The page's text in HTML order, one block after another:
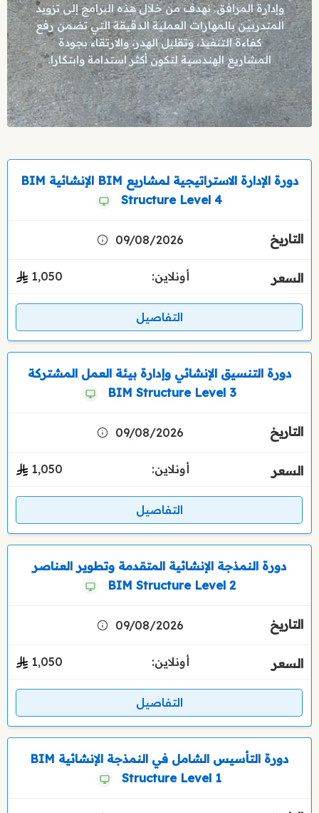
وإدارة المرافق. نهدف من خلال هذه البرامج إلى تزويد
المتدربين بالمهارات العملية الدقيقة التي تضمن رفع
كفاءة التنفيذ، وتقليل الهدر، والارتقاء بجودة
المشاريع الهندسية لتكون أكثر استدامة وابتكارا.
دورة الإدارة الاستراتيجية لمشاريع BIM الإنشائية BIM
Structure Level 4
09/08/2026
أونلاين: 1٬050
التفاصيل
دورة التنسيق الإنشائي وإدارة بيئة العمل المشتركة
BIM Structure Level 3
09/08/2026
أونلاين: 1٬050
التفاصيل
دورة النمذجة الإنشائية المتقدمة وتطوير العناصر
BIM Structure Level 2
09/08/2026
أونلاين: 1٬050
التفاصيل
دورة التأسيس الشامل في النمذجة الإنشائية BIM
Structure Level 1